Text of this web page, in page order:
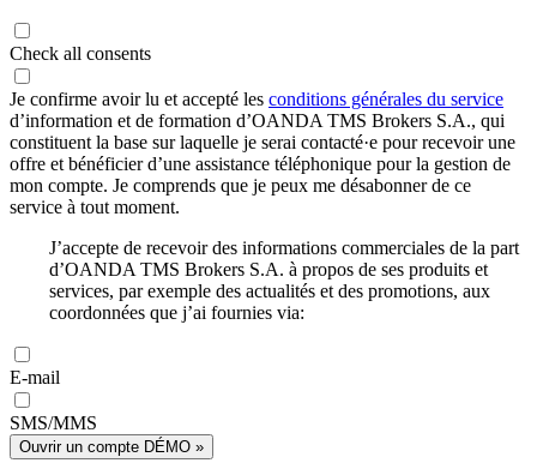
Check all consents
Je confirme avoir lu et accepté les conditions générales du service
d’information et de formation d’OANDA TMS Brokers S.A., qui
constituent la base sur laquelle je serai contacté·e pour recevoir une
offre et bénéficier d’une assistance téléphonique pour la gestion de
mon compte. Je comprends que je peux me désabonner de ce
service à tout moment.
J’accepte de recevoir des informations commerciales de la part
d’OANDA TMS Brokers S.A. à propos de ses produits et
services, par exemple des actualités et des promotions, aux
coordonnées que j’ai fournies via:
E-mail
SMS/MMS
Ouvrir un compte DÉMO »